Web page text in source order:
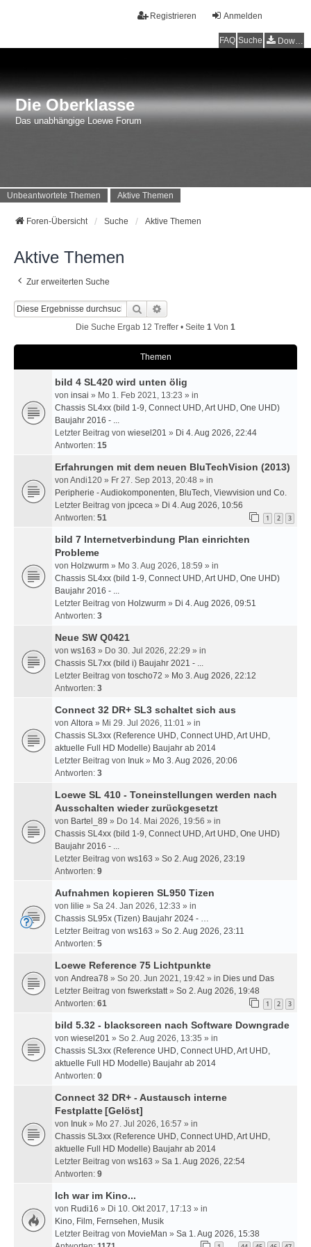
Anmelden
Registrieren
FAQ Suche Downloads
Die Oberklasse
Das unabhängige Loewe Forum
Unbeantwortete Themen Aktive Themen
Foren-Übersicht Suche Aktive Themen
Aktive Themen
Zur erweiterten Suche
Suche
Die Suche Ergab 12 Treffer • Seite 1 Von 1
Themen
bild 4 SL420 wird unten ölig
von insai » Mo 1. Feb 2021, 13:23 » in
Chassis SL4xx (bild 1-9, Connect UHD, Art UHD, One UHD)
Baujahr 2016 - ...
Letzter Beitrag von wiesel201 » Di 4. Aug 2026, 22:44
Antworten: 15
Erfahrungen mit dem neuen BluTechVision (2013)
von Andi120 » Fr 27. Sep 2013, 20:48 » in
Peripherie - Audiokomponenten, BluTech, Viewvision und Co.
Letzter Beitrag von jpceca » Di 4. Aug 2026, 10:56
Antworten: 51 1 2 3
bild 7 Internetverbindung Plan einrichten
Probleme
von Holzwurm » Mo 3. Aug 2026, 18:59 » in
Chassis SL4xx (bild 1-9, Connect UHD, Art UHD, One UHD)
Baujahr 2016 - ...
Letzter Beitrag von Holzwurm » Di 4. Aug 2026, 09:51
Antworten: 3
Neue SW Q0421
von ws163 » Do 30. Jul 2026, 22:29 » in
Chassis SL7xx (bild i) Baujahr 2021 - ...
Letzter Beitrag von toscho72 » Mo 3. Aug 2026, 22:12
Antworten: 3
Connect 32 DR+ SL3 schaltet sich aus
von Altora » Mi 29. Jul 2026, 11:01 » in
Chassis SL3xx (Reference UHD, Connect UHD, Art UHD,
aktuelle Full HD Modelle) Baujahr ab 2014
Letzter Beitrag von Inuk » Mo 3. Aug 2026, 20:06
Antworten: 3
Loewe SL 410 - Toneinstellungen werden nach
Ausschalten wieder zurückgesetzt
von Bartel_89 » Do 14. Mai 2026, 19:56 » in
Chassis SL4xx (bild 1-9, Connect UHD, Art UHD, One UHD)
Baujahr 2016 - ...
Letzter Beitrag von ws163 » So 2. Aug 2026, 23:19
Antworten: 9
Aufnahmen kopieren SL950 Tizen
von lilie » Sa 24. Jan 2026, 12:33 » in
Chassis SL95x (Tizen) Baujahr 2024 - …
Letzter Beitrag von ws163 » So 2. Aug 2026, 23:11
Antworten: 5
Loewe Reference 75 Lichtpunkte
von Andrea78 » So 20. Jun 2021, 19:42 » in Dies und Das
Letzter Beitrag von fswerkstatt» So 2. Aug 2026, 19:48
Antworten: 61 1 2 3
bild 5.32 - blackscreen nach Software Downgrade
von wiesel201 » So 2. Aug 2026, 13:35 » in
Chassis SL3xx (Reference UHD, Connect UHD, Art UHD,
aktuelle Full HD Modelle) Baujahr ab 2014
Antworten: 0
Connect 32 DR+ - Austausch interne
Festplatte[Gelöst]
von Inuk » Mo 27. Jul 2026, 16:57 » in
Chassis SL3xx (Reference UHD, Connect UHD, Art UHD,
aktuelle Full HD Modelle) Baujahr ab 2014
Letzter Beitrag von ws163 » Sa 1. Aug 2026, 22:54
Antworten: 9
Ich war im Kino...
von Rudi16 » Di 10. Okt 2017, 17:13 » in
Kino, Film, Fernsehen, Musik
Letzter Beitrag von MovieMan » Sa 1. Aug 2026, 15:38